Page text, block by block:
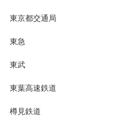
東京都交通局
東急
東武
東葉高速鉄道
樽見鉄道